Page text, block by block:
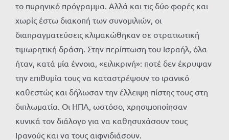
το πυρηνικό πρόγραμμα. Αλλά και τις δύο φορές και
χωρίς έστω διακοπή των συνομιλιών, οι
διαπραγματεύσεις κλιμακώθηκαν σε στρατιωτική
τιμωρητική δράση. Στην περίπτωση του Ισραήλ, όλα
ήταν, κατά μία έννοια, «ειλικρινή»: ποτέ δεν έκρυψαν
την επιθυμία τους να καταστρέψουν το ιρανικό
καθεστώς και δήλωσαν την έλλειψη πίστης τους στη
διπλωματία. Οι ΗΠΑ, ωστόσο, χρησιμοποίησαν
κυνικά τον διάλογο για να καθησυχάσουν τους
Ιρανούς και να τους αιφνιδιάσουν.